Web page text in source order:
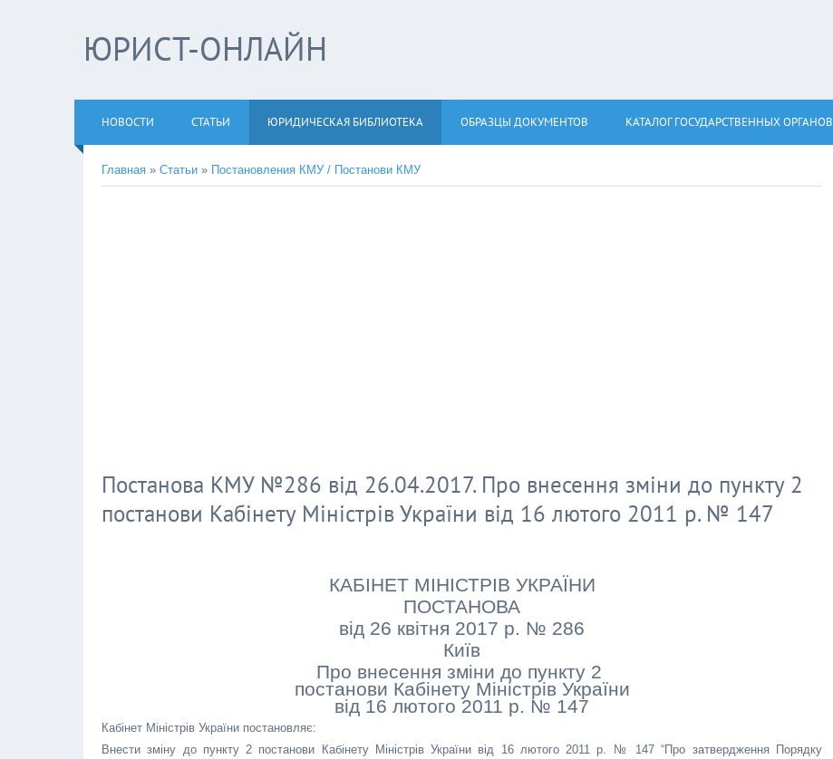
ЮРИСТ-ОНЛАЙН
НОВОСТИ СТАТЬИ ЮРИДИЧЕСКАЯ БИБЛИОТЕКА ОБРАЗЦЫ ДОКУМЕНТОВ КАТАЛОГ ГОСУДАРСТВЕННЫХ ОРГАНОВ
Главная » Статьи » Постановления КМУ / Постанови КМУ
Постанова КМУ №286 від 26.04.2017. Про внесення зміни до пункту 2
постанови Кабінету Міністрів України від 16 лютого 2011 р. № 147
КАБІНЕТ МІНІСТРІВ УКРАЇНИ
ПОСТАНОВА
від 26 квітня 2017 р. № 286
Київ
Про внесення зміни до пункту 2
постанови Кабінету Міністрів України
від 16 лютого 2011 р. № 147
Кабінет Міністрів України постановляє:
Внести зміну до пункту 2 постанови Кабінету Міністрів України від 16 лютого 2011 р. № 147 “Про затвердження Порядку